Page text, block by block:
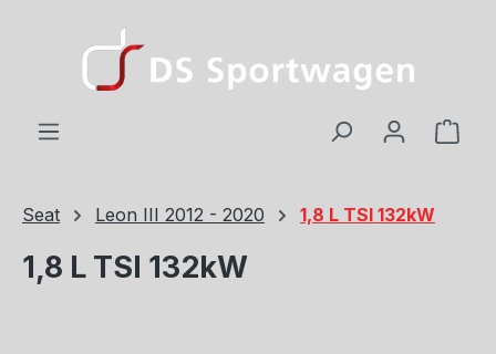
Zum Hauptinhalt springen
Seat Leon III 2012 - 2020 1,8 L TSI 132kW
1,8 L TSI 132kW